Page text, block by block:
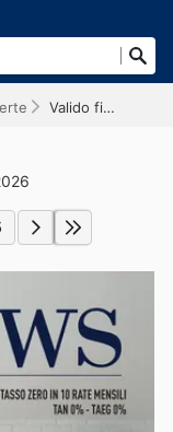
Valido fino al 25/01/2026